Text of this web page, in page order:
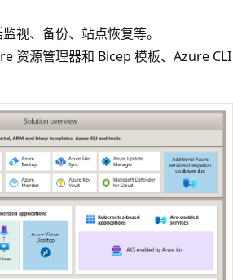
视、备份、站点恢复等。
资源管理器和 Bicep 模板、Azure CLI